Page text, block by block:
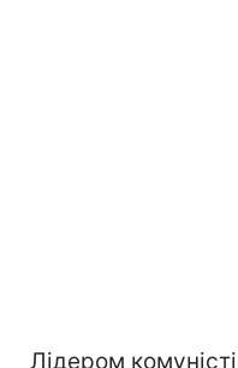
Лідером